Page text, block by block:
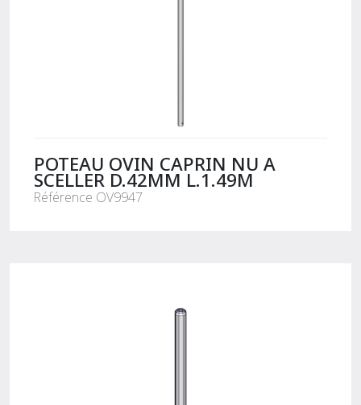
POTEAU OVIN CAPRIN NU A
SCELLER D.42MM L.1.49M
Référence OV9947